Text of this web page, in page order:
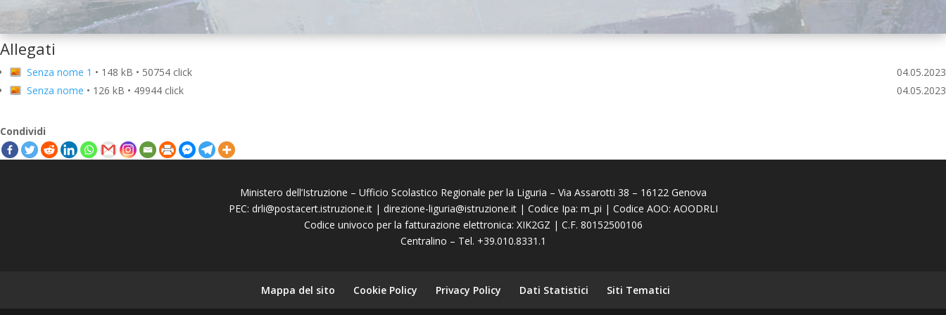
Allegati
Senza nome 1 • 148 kB • 50754 click
04.05.2023
Senza nome • 126 kB • 49944 click 04.05.2023
Condividi
Ministero dell’Istruzione – Ufficio Scolastico Regionale per la Liguria – Via Assarotti 38 – 16122 Genova
PEC: drli@postacert.istruzione.it| direzione-liguria@istruzione.it| Codice Ipa: m_pi | Codice AOO: AOODRLI
Codice univoco per la fatturazione elettronica: XIK2GZ | C.F. 80152500106
Centralino – Tel. +39.010.8331.1
Mappa del sito Cookie Policy Privacy Policy Dati Statistici Siti Tematici